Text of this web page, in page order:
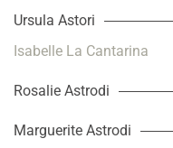
Ursula Astori
Isabelle La Cantarina
Rosalie Astrodi
Marguerite Astrodi